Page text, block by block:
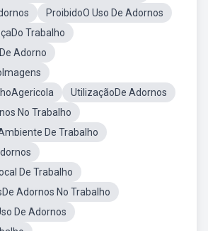
ProibidoO Uso De Adornos
Trabalho
Adorno
UtilizaçãoDe Adornos
No Trabalho
De Trabalho
De Trabalho
Adornos No Trabalho
De Adornos